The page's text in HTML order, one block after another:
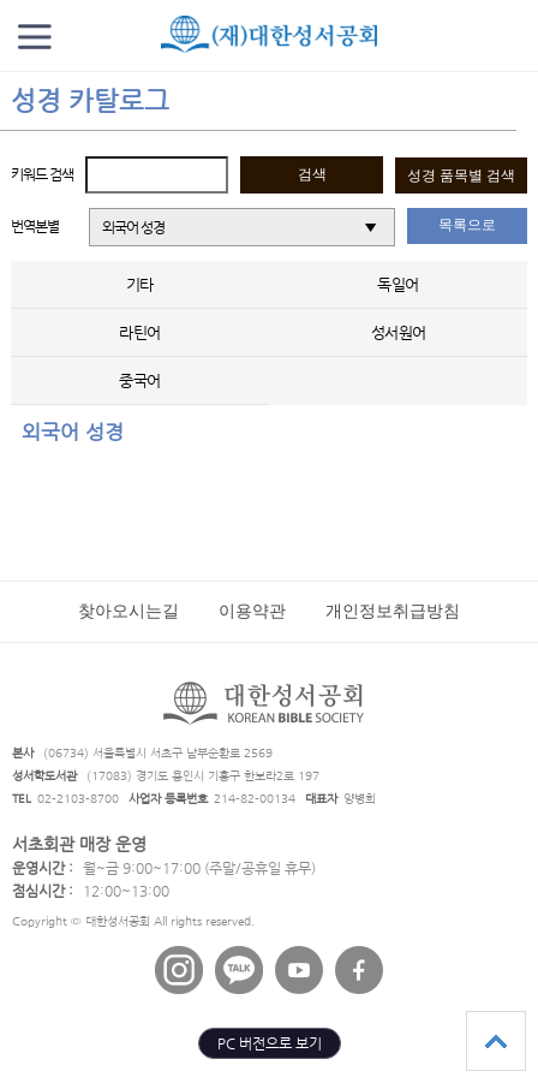
성경 카탈로그
키워드 검색
번역본별 외국어 성경 목록으로
기타 독일어
라틴어 성서원어
중국어
외국어 성경
찾아오시는길 이용약관 개인정보취급방침
본사
(06734) 서울특별시 서초구 남부순환로 2569
성서학도서관
(17083) 경기도 용인시 기흥구 한보라2로 197
TEL 02-2103-8700 사업자 등록번호 214-82-00134 대표자 양병희
서초회관 매장 운영
운영시간 :
월~금 9:00~17:00 (주말/공휴일 휴무)
점심시간 :
12:00~13:00
Copyright © 대한성서공회 All rights reserved.
PC 버전으로 보기